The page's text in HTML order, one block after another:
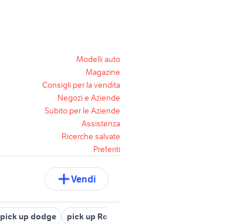
Modelli auto
Magazine
Consigli per la vendita
Negozi e Aziende
Subito per le Aziende
Assistenza
Ricerche salvate
Preferiti
Vendi
pick up dodge pick up Rovigo provincia